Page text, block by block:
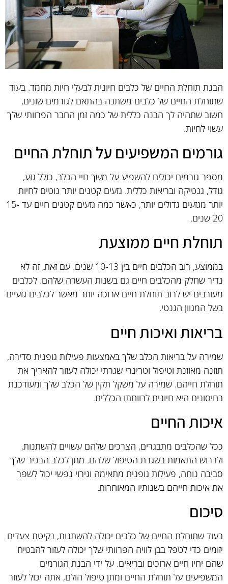
הבנת תוחלת החיים של כלבים חיונית לבעלי חיות מחמד. בעוד
שתוחלת החיים של כלבים משתנה בהתאם לגורמים שונים,
חשוב שתהיה לך הבנה כללית של כמה זמן החבר הפרוותי שלך
עשוי לחיות.
גורמים המשפיעים על תוחלת החיים
מספר גורמים יכולים להשפיע על משך חיי הכלב, כולל גזע,
גודל, גנטיקה ובריאות כללית. גזעים קטנים יותר נוטים לחיות
יותר מגזעים גדולים יותר, כאשר כמה גזעים קטנים חיים עד 15-
20 שנים.
תוחלת חיים ממוצעת
בממוצע, רוב הכלבים חיים בין 10-13 שנים. עם זאת, זה לא
נדיר שחלק מהכלבים חיים גם בשנות העשרה שלהם. לכלבים
מעורבים יש לרוב תוחלת חיים ארוכה יותר מאשר לכלבים גזעיים
בשל המגוון הגנטי.
בריאות ואיכות חיים
שמירה על בריאות הכלב שלך באמצעות פעילות גופנית סדירה,
תזונה מאוזנת וטיפול וטרינרי שגרתי יכולה לעזור להאריך את
תוחלת חייהם. שמירה על משקל תקין של הכלב שלך ומעודכנת
בחיסונים היא חיונית לרווחתו הכללית.
איכות החיים
ככל שהכלבים מתבגרים, הצרכים שלהם עשויים להשתנות,
ולדרוש התאמות בשגרת הטיפול שלהם. מתן לכלב הבכיר שלך
סביבה נוחה, פעילות גופנית מתאימה וגירוי נפשי יכול לשפר
את איכות חייהם בשנותיו המאוחרות.
סיכום
בעוד שתוחלת החיים של כלבים יכולה להשתנות, נקיטת צעדים
יזומים כדי לטפל בבן לוויה הפרוותי שלך יכולה לעזור להבטיח
שהם יחיו חיים ארוכים ובריאים. על ידי הבנת הגורמים
המשפיעים על תוחלת החיים ומתן טיפול הולם, אתה יכול לעזור